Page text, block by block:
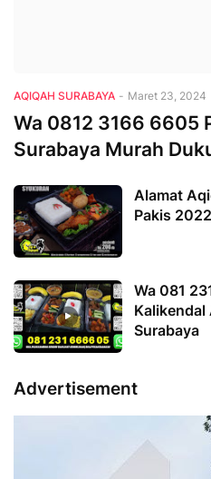
AQIQAH SURABAYA - Maret 23, 2024
Wa 0812 3166 6605
Surabaya Murah
Alamat
Pakis
Wa 081
Kalikendal
Surabaya
Advertisement